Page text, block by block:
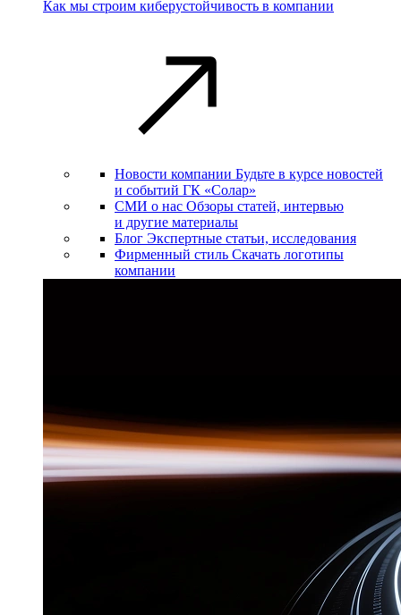
Как мы строим киберустойчивость в компании
Новости компании Будьте в курсе новостей
и событий ГК «Солар»
СМИ о нас Обзоры статей, интервью
и другие материалы
Блог Экспертные статьи, исследования
Фирменный стиль Скачать логотипы
компании